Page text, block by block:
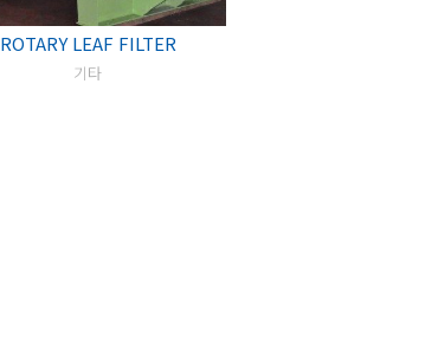
ROTARY LEAF FILTER
기타